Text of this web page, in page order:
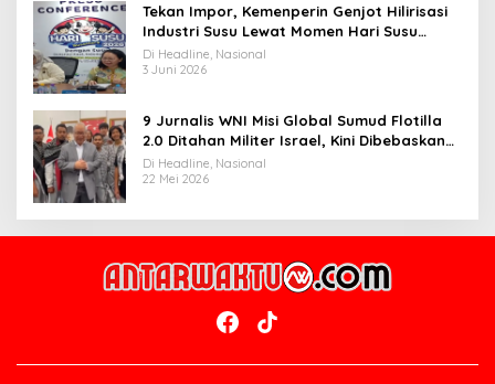
Tekan Impor, Kemenperin Genjot Hilirisasi
Industri Susu Lewat Momen Hari Susu
Nusantara 2026
Di Headline, Nasional
3 Juni 2026
9 Jurnalis WNI Misi Global Sumud Flotilla
2.0 Ditahan Militer Israel, Kini Dibebaskan
dan Dievakuasi ke Istanbul
Di Headline, Nasional
22 Mei 2026